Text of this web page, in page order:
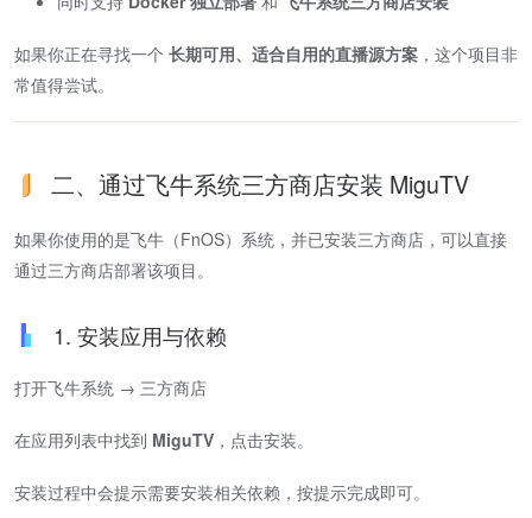
如果你正在寻找一个 长期可用、适合自用的直播源方案 ，这个项目非
常值得尝试。
二、通过飞牛系统三方商店安装 MiguTV
如果你使用的是飞牛（FnOS）系统，并已安装三方商店，可以直接
通过三方商店部署该项目。
1. 安装应用与依赖
打开飞牛系统 → 三方商店
在应用列表中找到 MiguTV ，点击安装。
安装过程中会提示需要安装相关依赖，按提示完成即可。